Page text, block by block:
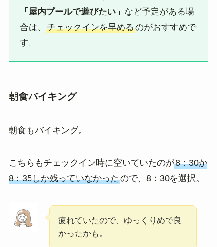
「屋内プールで遊びたい」 など予定がある場
合は、チェックインを早めるのがおすすめで
す。
朝食バイキング
朝食もバイキング。
こちらもチェックイン時に空いていたのが8：30か
8：35しか残っていなかったので、8：30を選択。
疲れていたので、ゆっくりめで良
かったかも。